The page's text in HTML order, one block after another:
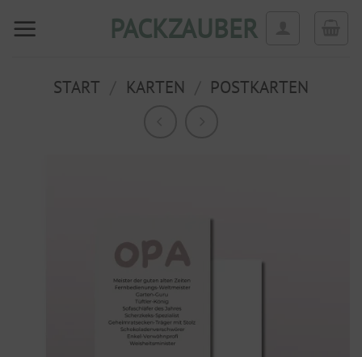
Inhalt
PACKZAUBER
START KARTEN POSTKARTEN